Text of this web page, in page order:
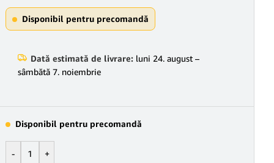
Disponibil pentru precomandă
Dată estimată de livrare: luni 24. august –
sâmbătă 7. noiembrie
Disponibil pentru precomandă
- +